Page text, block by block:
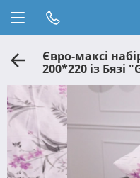
Євро-максі
200*220 із Бязі
Черешенка™